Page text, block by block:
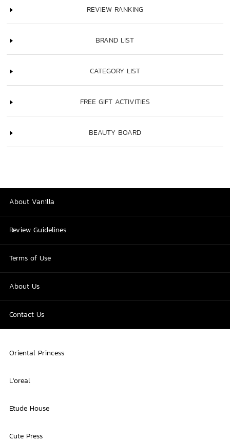
REVIEW RANKING
BRAND LIST
CATEGORY LIST
FREE GIFT ACTIVITIES
BEAUTY BOARD
About Vanilla
Review Guidelines
Terms of Use
About Us
Contact Us
Oriental Princess
L'oreal
Etude House
Cute Press